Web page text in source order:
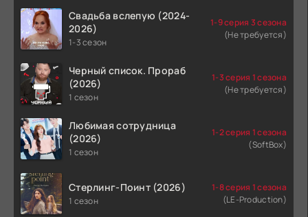
Свадьба вслепую (2024-
2026)
1-3 сезон
1-9 серия 3 сезона
(Не требуется)
Черный список. Прораб
(2026)
1 сезон
1-3 серия 1 сезона
(Не требуется)
Любимая сотрудница
(2026)
1 сезон
1-2 серия 1 сезона
(SoftBox)
Стерлинг-Поинт (2026)
1 сезон
1-8 серия 1 сезона
(LE-Production)